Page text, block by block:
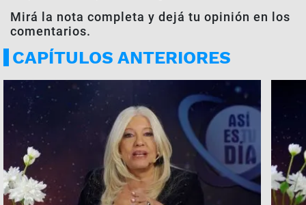
Mirá la nota completa y dejá tu opinión en los
comentarios.
CAPÍTULOS ANTERIORES